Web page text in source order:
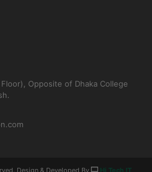
Opposite of Dhaka College
Design & Developed By Hi Tech IT